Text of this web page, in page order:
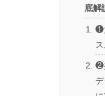
底解
❶
❷